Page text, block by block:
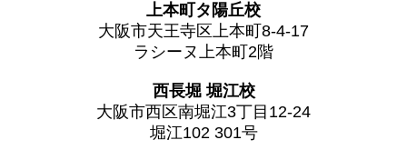
上本町タ陽丘校
大阪市天王寺区上本町8-4-17
ラシーヌ上本町2階
西長堀 堀江校
大阪市西区南堀江3丁目12-24
堀江102 301号